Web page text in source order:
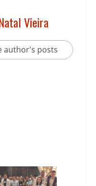
Vieira
author's posts